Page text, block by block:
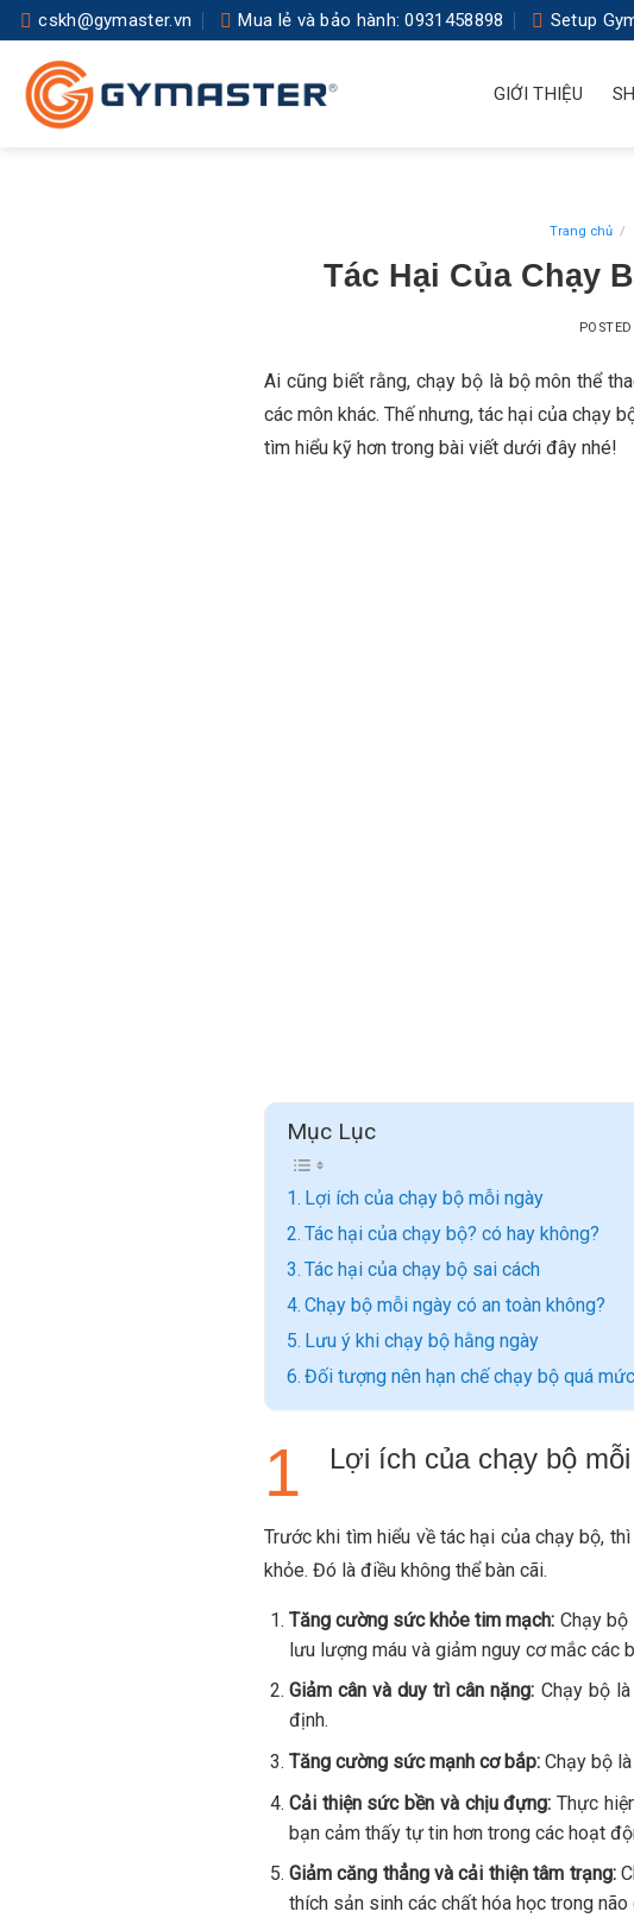
Skip
to
content
cskh@gymaster.vn Mua lẻ và bảo hành: 0931458898 Setup
GIỚI THIỆU
Trang chủ /
Tác Hại Của Chạy
Ai cũng biết rằng, chạy bộ là bộ môn thể
các môn khác. Thế nhưng, tác hại của chạy
tìm hiểu kỹ hơn trong bài viết dưới đây nhé!
Mục Lục
Lợi ích của chạy bộ mỗi ngày
Tác hại của chạy bộ? có hay không?
Tác hại của chạy bộ sai cách
Chạy bộ mỗi ngày có an toàn không?
Lưu ý khi chạy bộ hằng ngày
Đối tượng nên hạn chế chạy bộ quá mức
Lợi ích của chạy bộ
Trước khi tìm hiểu về tác hại của chạy bộ,
khỏe. Đó là điều không thể bàn cãi.
Tăng cường sức khỏe tim mạch: Chạy
lưu lượng máu và giảm nguy cơ mắc các
Giảm cân và duy trì cân nặng: Chạy bộ
định.
Tăng cường sức mạnh cơ bắp:Chạy bộ là
Cải thiện sức bền và chịu đựng: Thực
bạn cảm thấy tự tin hơn trong các hoạt
Giảm căng thẳng và cải thiện tâm trạng:
thích sản sinh các chất hóa học trong